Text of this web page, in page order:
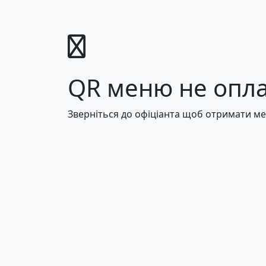
QR меню не
Зверніться до офіціанта щоб отримати